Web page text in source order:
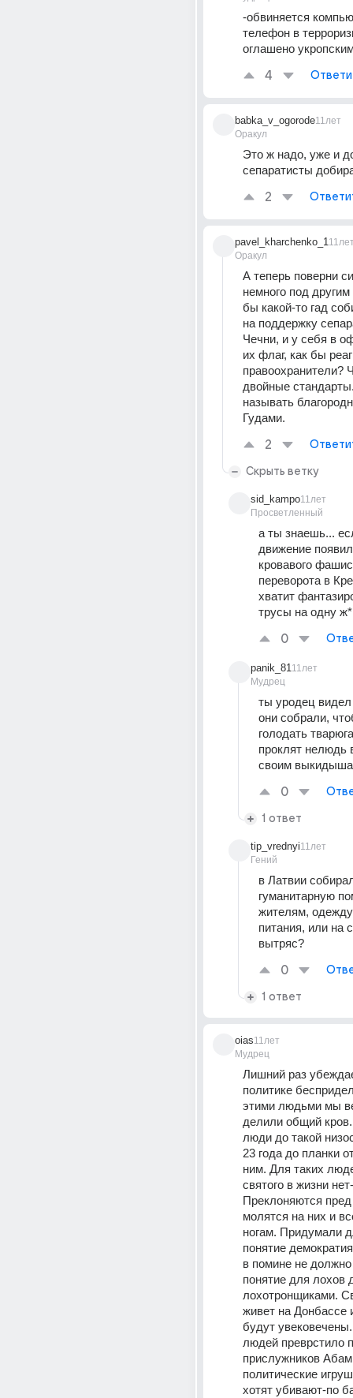
-обвиняется
телефон в
оглашено
4
babka_v_ogorode
Оракул
11лет
Это ж надо, уже и
сепаратисты
2
pavel_kharchenko_1
Оракул
А теперь поверни
немного под
бы какой-то гад
на поддержку
Чечни, и у себя в
их флаг, как бы
правоохранители?
двойные
называть
Гудами.
2
Скрыть ветку
sid_kampo
Просветленный
11лет
а ты знаешь...
движение
кровавого
переворота в
хватит
трусы на одну
0
panik_81
Мудрец
11лет
ты уродец видел
они собрали,
голодать
проклят нелюдь
своим
0
1 ответ
tip_vrednyi
Гений
11лет
в Латвии
гуманитарную
жителям,
питания, или на
вытряс?
0
1 ответ
oias
Мудрец
11лет
Лишний раз
политике
этими людьми мы
делили общий
люди до такой
23 года до планки
ним. Для таких
святого в жизни
Преклоняются
молятся на них и
ногам. Придумали
понятие
в помине не
понятие для лохов
лохотронщиками.
живет на Донбассе
будут
людей преврстило
прислужников
политические
хотят убивают-по